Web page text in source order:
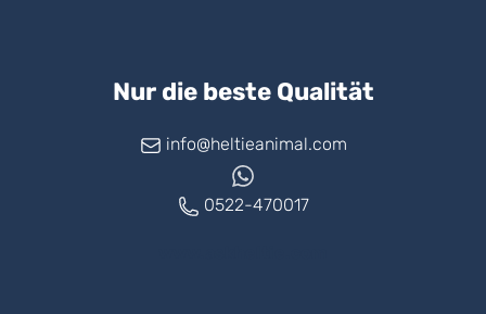
Nur die beste Qualität
info@heltieanimal.com
0522-470017